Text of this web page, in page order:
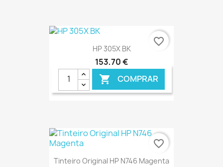
€ ONLINE
HP 305X BK
153,70 €
 COMPRAR
€ ONLINE
favorite_border
Tinteiro Original HP N746 Magenta
favorite_border